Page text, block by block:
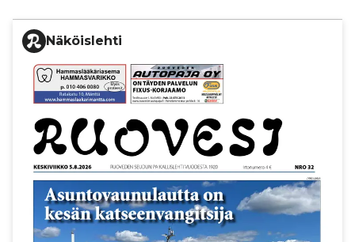
Näköislehti